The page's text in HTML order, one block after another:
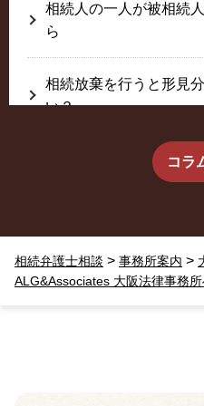
相続人の一人が被相続
ら
相続放棄を行うと形見
い？
生前に相続放棄すると
相続放棄した結果、思
い出されました。
コラ
相続弁護士相談 > 事務所案内 >
ALG&Associates 大阪法律事務所